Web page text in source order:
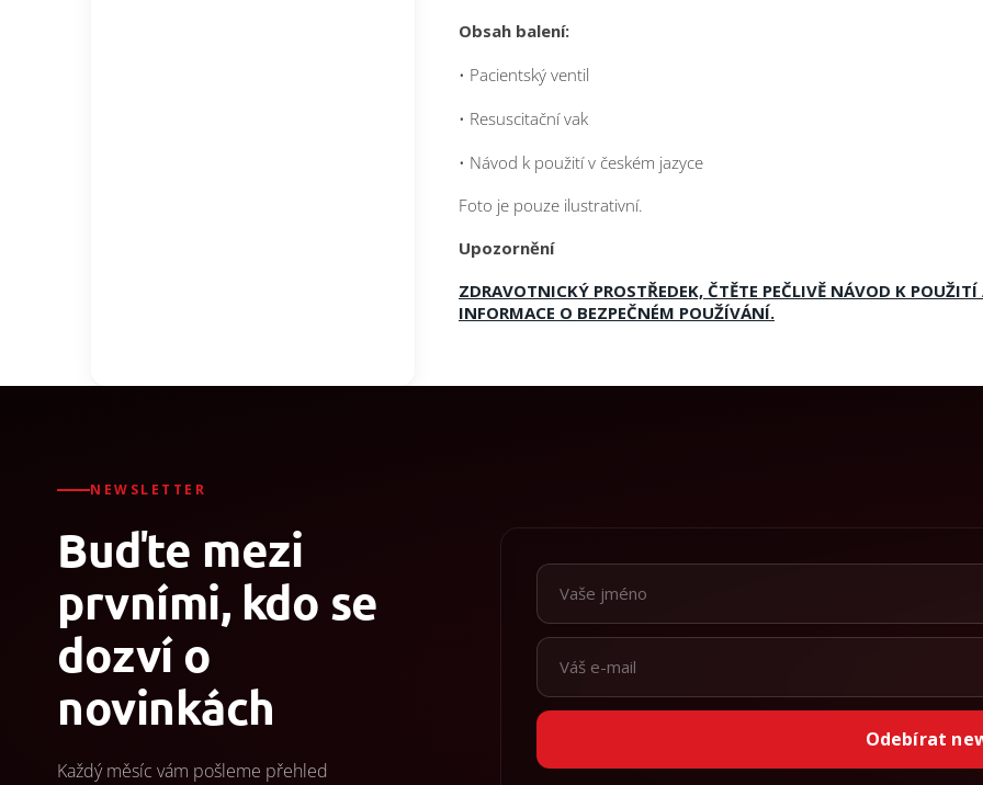
Obsah balení:
• Pacientský ventil
• Resuscitační vak
• Návod k použití v českém jazyce
Foto je pouze ilustrativní.
Upozornění
ZDRAVOTNICKÝ PROSTŘEDEK, ČTĚTE PEČLIVĚ NÁVOD K POUŽITÍ
INFORMACE O BEZPEČNÉM POUŽÍVÁNÍ.
NEWSLETTER
Buďte mezi
prvními, kdo se
dozví o
novinkách
Každý měsíc vám pošleme přehled
Odebírat